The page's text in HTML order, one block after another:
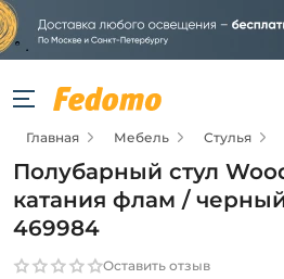
Главная Мебель Стулья
Полубарный стул
катания флам /
469984
Оставить отзыв